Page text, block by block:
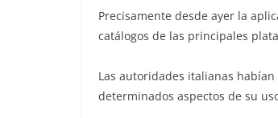
Precisamente desde ayer la
catálogos de las principales
Las autoridades italianas
determinados aspectos de su